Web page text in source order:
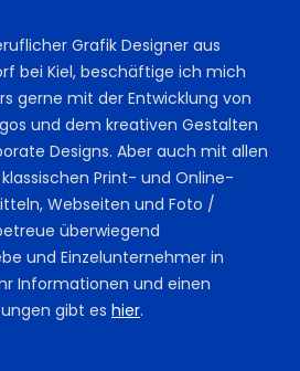
Grafik Designer aus
bei Kiel, beschäftige ich mich
gerne mit der Entwicklung von
und dem kreativen Gestalten
Designs. Aber auch mit allen
Print- und Online-
Webseiten und Foto /
überwiegend
und Einzelunternehmer in
Informationen und einen
gibt es hier.